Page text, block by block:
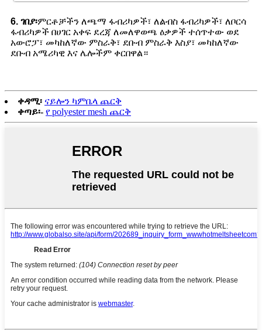
6. ገበያ፡ምርቶቻችን ለጫማ ፋብሪካዎች፣ ለልብስ ፋብሪካዎች፣ ለቦርሳ
ፋብሪካዎች በሀገር አቀፍ ደረጃ ለመለዋወጫ ዕቃዎች ተሰጥተው ወደ
አውሮፓ፣ መካከለኛው ምስራቅ፣ ደቡብ ምስራቅ እስያ፣ መካከለኛው
ደቡብ አሜሪካዊ እና ሌሎችም ቀርበዋል።
ቀዳሚ፡ ናይሎን ካምቤላ ጨርቅ
ቀጣይ፡- የ polyester mesh ጨርቅ